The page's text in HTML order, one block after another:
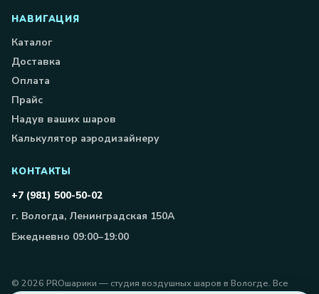
НАВИГАЦИЯ
Каталог
Доставка
Оплата
Прайс
Надув ваших шаров
Калькулятор аэродизайнеру
КОНТАКТЫ
+7 (981) 500-50-02
г. Вологда, Ленинградская 150А
Ежедневно 09:00–19:00
© 2026 PROшарики — студия воздушных шаров в Вологде. Все